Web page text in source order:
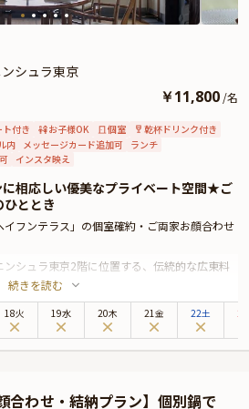
スタッフが心を込めてお手伝いいたします。
シュラ東京
￥11,800 /名
付き お子様OK 個室
乾杯ドリンク付き
内 メッセージカード追加可 ランチ
インスタ映え
に相応しい優美なプライベート空間★ご
ととき
フンテラス」の個室確約・ご両家お顔合わせ
ンシュラ東京2階に位置する、伝統的な広東料
国江蘇省の蘇州の古典庭園をイメージした趣
寛ぎください。ザ・ペニンシュラ東京は、皇
り、銀座までは徒歩圏内と最高のロケーション
に引き出す匠の技を存分にご堪能ください。五
続きを読む
18火 19水 20木 21金 22土
合わせ・結納プラン】個別鍋で